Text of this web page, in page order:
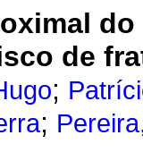
de
;
;